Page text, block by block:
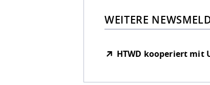
WEITERE
HTWD kooperiert mit